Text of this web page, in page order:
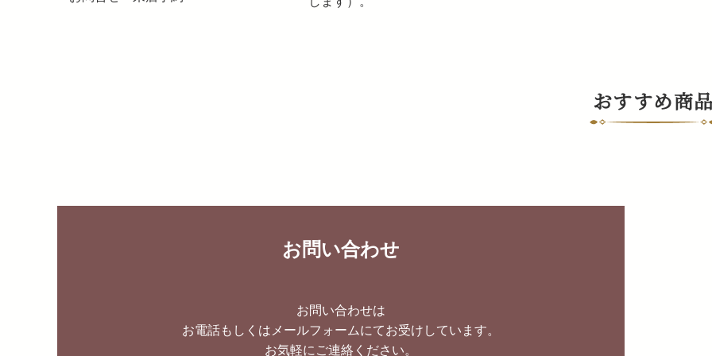
おすすめ商
お問い合わせ
お問い合わせは
お電話もしくはメールフォームにてお受けしています。
お気軽にご連絡ください。